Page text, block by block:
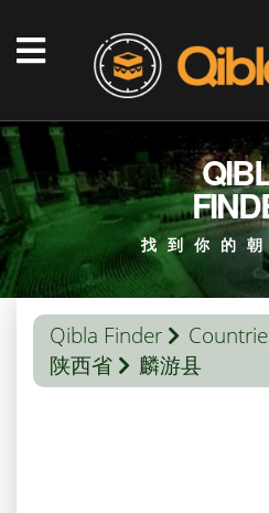
找到你的
Qibla Finder
陕西省
麟游县